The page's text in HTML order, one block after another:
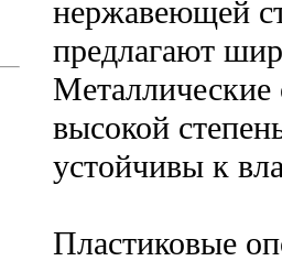
нержавеющей
предлагают
Металлические
высокой
устойчивы к
Пластиковые